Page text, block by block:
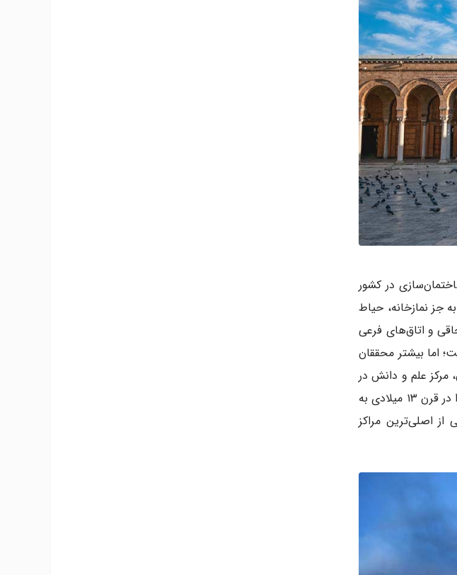
در کشور
جز نمازخانه، حیاط
و اتاق‌های فرعی
اما بیشتر محققان
چندین قرن، مرکز علم و دانش در
شهر تونس و آفریقای شمالی به حساب می‌آمد. بعد از اینکه پایتخت منطقه‌ی افریقیه را در قرن ۱۳ میلادی به
اصلی‌ترین مراکز